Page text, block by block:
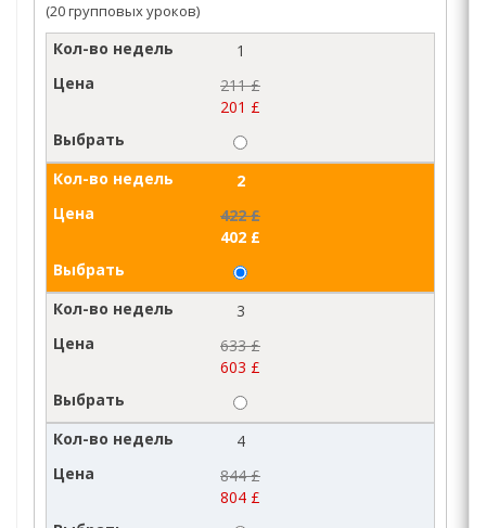
(20 групповых уроков)
1
211 £
201 £
2
422 £
402 £
3
633 £
603 £
4
844 £
804 £